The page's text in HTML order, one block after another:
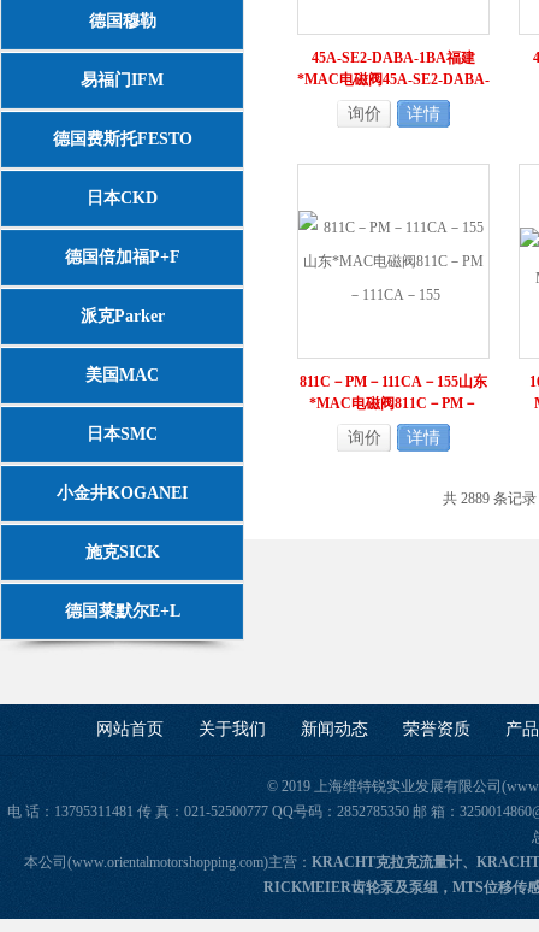
德国穆勒
易福门IFM
德国费斯托FESTO
日本CKD
德国倍加福P+F
派克Parker
美国MAC
日本SMC
小金井KOGANEI
施克SICK
德国莱默尔E+L
45A-SE2-DABA-1BA福建
*MAC电磁阀45A-SE2-DABA-
1BA
询价 详情
811C－PM－111CA－155山东
*MAC电磁阀811C－PM－
111CA－155
询价 详情
共 2889 条记
网站首页 关于我们 新闻动态 荣誉资质 产
© 2019 上海维特锐实业发展有限公司
电 话：13795311481 传 真：021-52500777 QQ号码：2852785350 邮 箱：
本公司(www.orientalmotorshopping.com)主营： KRACHT克拉克流量计、
RICKMEIER齿轮泵及泵组，MTS位移传